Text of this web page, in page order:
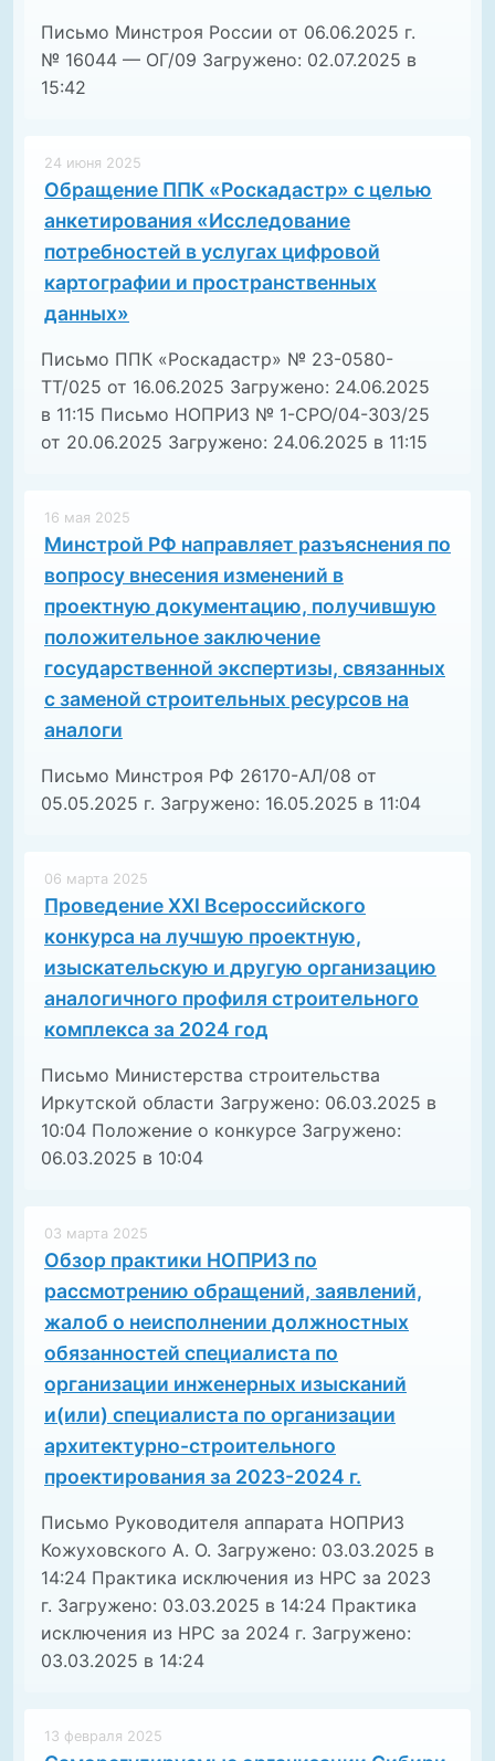
Письмо Минстроя России от 06.06.2025 г.
№ 16044 — ОГ/09 Загружено: 02.07.2025 в
15:42
24 июня 2025
Обращение ППК «Роскадастр» с целью
анкетирования «Исследование
потребностей в услугах цифровой
картографии и пространственных
данных»
Письмо ППК «Роскадастр» № 23-0580-
ТТ/025 от 16.06.2025 Загружено: 24.06.2025
в 11:15 Письмо НОПРИЗ № 1-СРО/04-303/25
от 20.06.2025 Загружено: 24.06.2025 в 11:15
16 мая 2025
Минстрой РФ направляет разъяснения по
вопросу внесения изменений в
проектную документацию, получившую
положительное заключение
государственной экспертизы, связанных
с заменой строительных ресурсов на
аналоги
Письмо Минстроя РФ 26170-АЛ/08 от
05.05.2025 г. Загружено: 16.05.2025 в 11:04
06 марта 2025
Проведение XXI Всероссийского
конкурса на лучшую проектную,
изыскательскую и другую организацию
аналогичного профиля строительного
комплекса за 2024 год
Письмо Министерства строительства
Иркутской области Загружено: 06.03.2025 в
10:04 Положение о конкурсе Загружено:
06.03.2025 в 10:04
03 марта 2025
Обзор практики НОПРИЗ по
рассмотрению обращений, заявлений,
жалоб о неисполнении должностных
обязанностей специалиста по
организации инженерных изысканий
и(или) специалиста по организации
архитектурно-строительного
проектирования за 2023-2024 г.
Письмо Руководителя аппарата НОПРИЗ
Кожуховского А. О. Загружено: 03.03.2025 в
14:24 Практика исключения из НРС за 2023
г. Загружено: 03.03.2025 в 14:24 Практика
исключения из НРС за 2024 г. Загружено:
03.03.2025 в 14:24
13 февраля 2025